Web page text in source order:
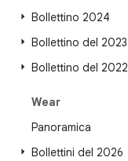
Bollettino 2024
Bollettino del 2023
Bollettino del 2022
Wear
Panoramica
Bollettini del 2026